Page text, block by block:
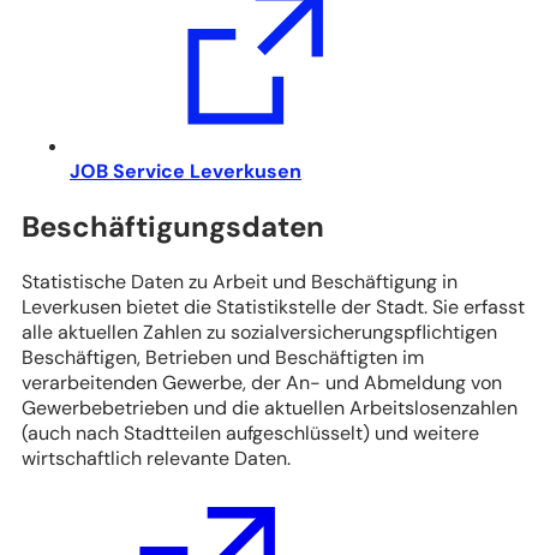
JOB Service Leverkusen
einem
neuen
Tab)
Beschäftigungsdaten
Statistische Daten zu Arbeit und Beschäftigung in
Leverkusen bietet die Statistikstelle der Stadt. Sie erfasst
alle aktuellen Zahlen zu sozialversicherungspflichtigen
Beschäftigen, Betrieben und Beschäftigten im
verarbeitenden Gewerbe, der An- und Abmeldung von
Gewerbebetrieben und die aktuellen Arbeitslosenzahlen
(auch nach Stadtteilen aufgeschlüsselt) und weitere
wirtschaftlich relevante Daten.